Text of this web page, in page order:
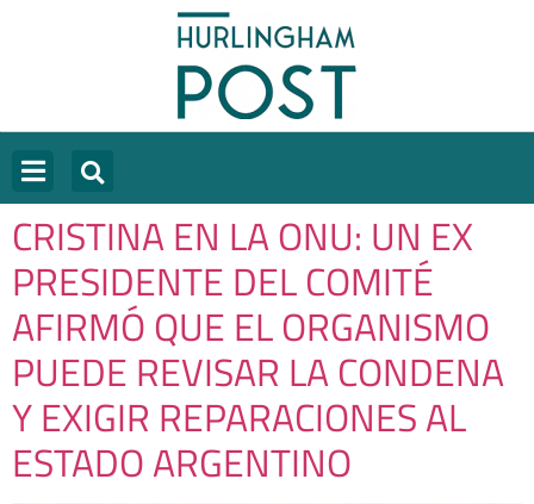
CRISTINA EN LA ONU: UN EX
PRESIDENTE DEL COMITÉ
AFIRMÓ QUE EL ORGANISMO
PUEDE REVISAR LA CONDENA
Y EXIGIR REPARACIONES AL
ESTADO ARGENTINO